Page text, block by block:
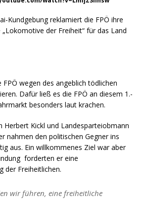
Kundgebung reklamiert die FPÖ ihre
der Freiheit“ für das Land
FPÖ wegen des angeblich tödlichen
Dafür ließ es die FPÖ an diesem 1.-
besonders laut krachen.
Herbert Kickl und Landesparteiobmann
nahmen den politischen Gegner ins
aus. Ein willkommenes Ziel war aber
forderten er eine
der Freiheitlichen.
wir führen, eine freiheitliche